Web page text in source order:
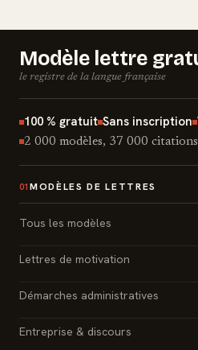
Modèle lettre
le registre de la langue française
100 % gratuit Sans inscription
2 000 modèles, 37 000
01 MODÈLES DE LETTRES
Tous les modèles
Lettres de motivation
Démarches administratives
Entreprise & discours